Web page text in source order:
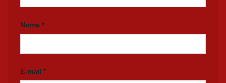
Nome *
E-mail *